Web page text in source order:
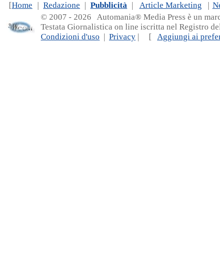
[Home | Redazione | Pubblicità | Article Marketing |
© 2007 - 2026 Automania® Media Press è un
Testata Giornalistica on line iscritta nel Registro
Condizioni d'uso | Privacy | [ Aggiungi ai